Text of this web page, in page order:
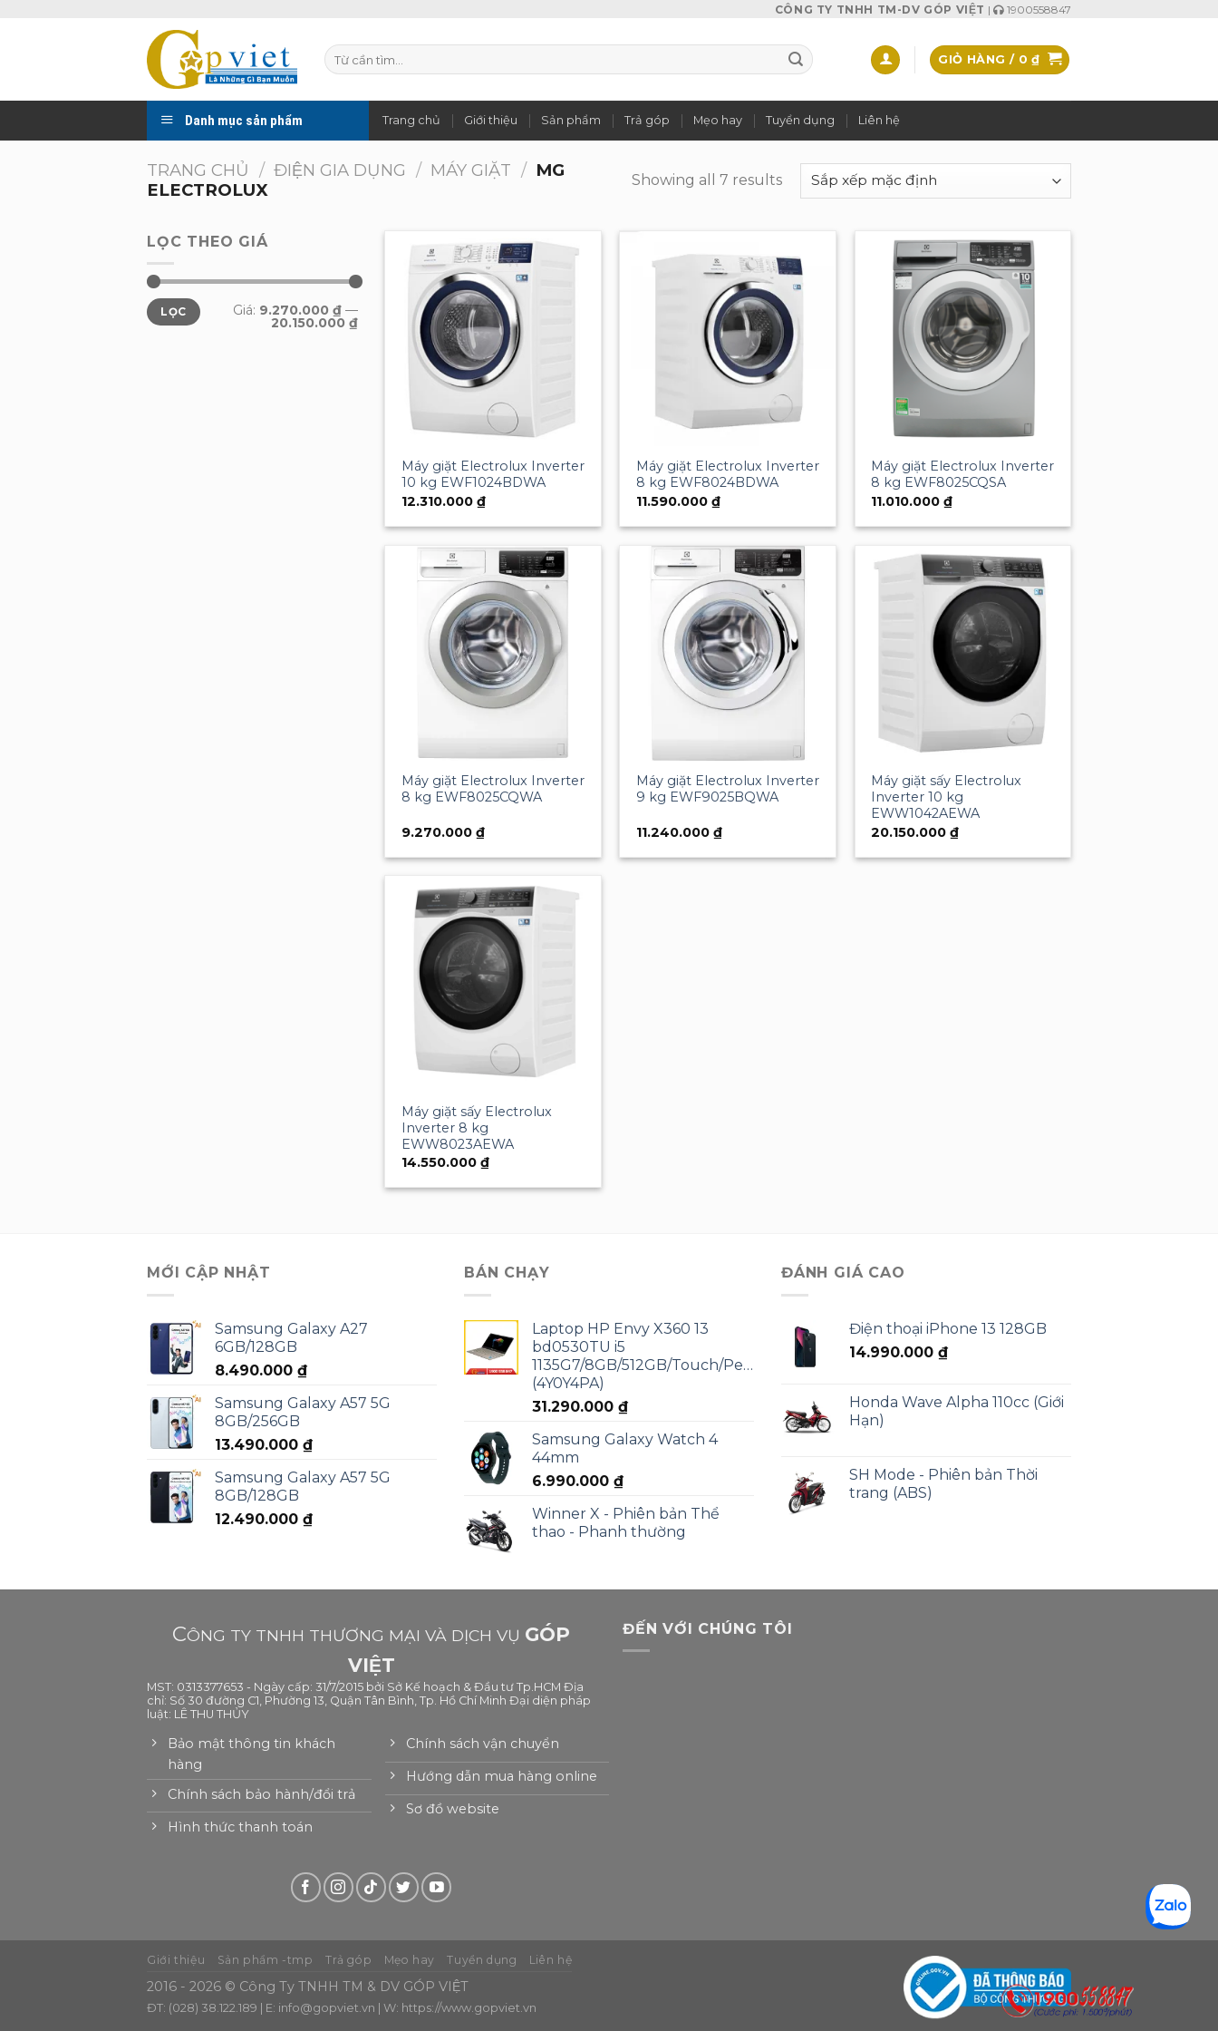
CÔNG TY TNHH TM-DV GÓP VIỆT | 1900558847
Tìm
kiếm:
GIỎ HÀNG / 0₫
Danh mục sản phẩm Trang chủ Giới thiệu Sản phẩm Trả góp Mẹo hay Tuyển dụng Liên hệ
TRANG CHỦ / ĐIỆN GIA DỤNG / MÁY GIẶT / MG
ELECTROLUX
Showing all 7 results
LỌC THEO GIÁ
Giá
tối
thiểu
Giá
tối
đa
LỌC Giá: 9.270.000 ₫—
20.150.000 ₫
Máy giặt Electrolux Inverter
10 kg EWF1024BDWA
12.310.000 ₫
Add to
wishlist
Máy giặt Electrolux Inverter
8 kg EWF8024BDWA
11.590.000 ₫
Add to
Máy giặt Electrolux Inverter
8 kg EWF8025CQSA
11.010.000 ₫
Add to
wishlist
Máy giặt Electrolux Inverter
8 kg EWF8025CQWA
9.270.000 ₫
Add to
wishlist
Máy giặt Electrolux Inverter
9 kg EWF9025BQWA
11.240.000 ₫
Add to
Máy giặt sấy Electrolux
Inverter 10 kg
EWW1042AEWA
20.150.000 ₫
Máy giặt sấy Electrolux
Inverter 8 kg
EWW8023AEWA
14.550.000 ₫
MỚI CẬP NHẬT
Samsung Galaxy A27
6GB/128GB
8.490.000 ₫
Samsung Galaxy A57 5G
8GB/256GB
13.490.000 ₫
Samsung Galaxy A57 5G
8GB/128GB
12.490.000 ₫
BÁN CHẠY
Laptop HP Envy X360 13
bd0530TU i5
1135G7/8GB/512GB/Touch/Pen/Win11
(4Y0Y4PA)
31.290.000 ₫
Samsung Galaxy Watch 4
44mm
6.990.000 ₫
Winner X - Phiên bản Thể
thao - Phanh thường
ĐÁNH GIÁ CAO
Điện thoại iPhone 13 128GB
14.990.000 ₫
Honda Wave Alpha 110cc (Giới
Hạn)
SH Mode - Phiên bản Thời
trang (ABS)
CÔNG TY TNHH THƯƠNG MẠI VÀ DỊCH VỤ GÓP
VIỆT
MST: 0313377653 - Ngày cấp: 31/7/2015 bởi Sở Kế hoạch & Đầu tư Tp.HCM Địa
chỉ: Số 30 đường C1, Phường 13, Quận Tân Bình, Tp. Hồ Chí Minh Đại diện pháp
luật: LÊ THU THỦY
Bảo mật thông tin khách
hàng
Chính sách bảo hành/đổi trả
Hình thức thanh toán
Chính sách vận chuyển
Hướng dẫn mua hàng online
Sơ đồ website
ĐẾN VỚI CHÚNG TÔI
Giới thiệu Sản phẩm -tmp Trả góp Mẹo hay Tuyển dụng Liên hệ
2016 - 2026 © Công Ty TNHH TM & DV GÓP VIỆT
ĐT: (028) 38.122.189 | E: info@gopviet.vn | W: https://www.gopviet.vn